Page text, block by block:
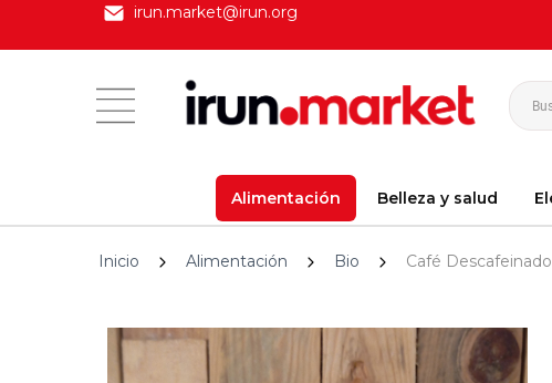
irun.market@irun.org
Alimentación Belleza y salud
Inicio Alimentación Bio Café